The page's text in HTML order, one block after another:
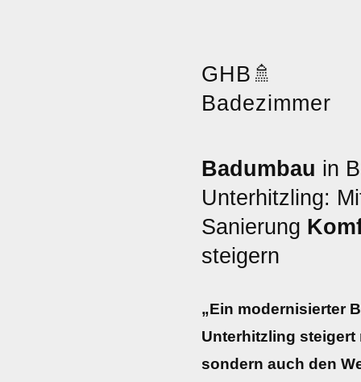
GHB 🚿
Badezimmer
Badumbau in
Unterhitzling:
Sanierung
steigern
„Ein modernisierter
Unterhitzling
sondern auch den